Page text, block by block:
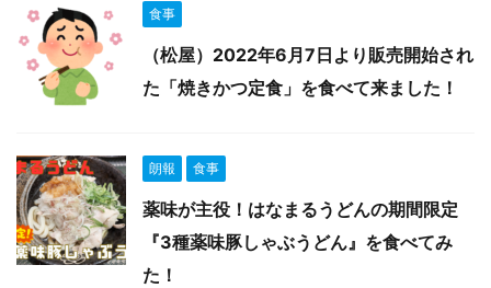
食事
（松屋）2022年6月7日より販売開始され
た「焼きかつ定食」を食べて来ました！
朗報 食事
薬味が主役！はなまるうどんの期間限定
『3種薬味豚しゃぶうどん』を食べてみ
た！